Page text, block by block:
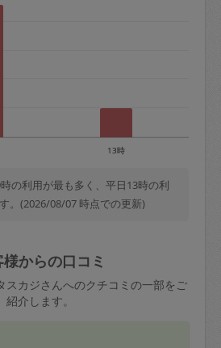
13時
の利用が最も多く、平日13時の利
。(2026/08/07 時点での更新)
様からの口コミ
スカジさんへのクチコミの一部をご
紹介します。